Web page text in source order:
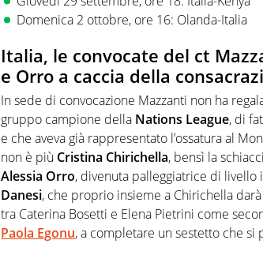
Domenica 2 ottobre, ore 16: Olanda-Italia
Italia, le convocate del ct
e Orro a caccia della
In sede di convocazione Mazzanti non ha
gruppo campione della Nations League, di
e che aveva già rappresentato l’ossatura al
non è più Cristina Chirichella, bensì la
Alessia Orro, divenuta palleggiatrice di
Danesi, che proprio insieme a Chirichella
tra Caterina Bosetti e Elena Pietrini come
Paola Egonu, a completare un sestetto che